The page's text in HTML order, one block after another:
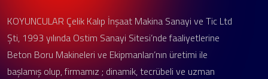
KOYUNCULAR Çelik Kalıp İnşaat Makina Sanayi ve Tic Ltd
Şti, 1993 yılında Ostim Sanayi Sitesi’nde faaliyetlerine
Beton Boru Makineleri ve Ekipmanları’nın üretimi ile
başlamış olup, firmamız ; dinamik, tecrübeli ve uzman